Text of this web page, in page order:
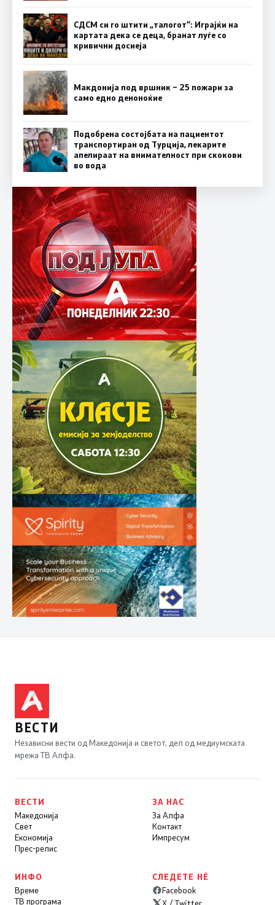
СДСМ си го штити „талогот“: Играјќи на
картата дека се деца, бранат луѓе со
кривични досиеја
Макдонија под вршник – 25 пожари за
само едно деноноќие
Подобрена состојбата на пациентот
транспортиран од Турција, лекарите
апелираат на внимателност при скокови
во вода
ВЕСТИ
Независни вести од Македонија и светот, дел од медиумската
мрежа ТВ Алфа.
ВЕСТИ
Македонија
Свет
Економија
Прес-релис
ЗА НАС
За Алфа
Контакт
Импресум
ИНФО
Време
ТВ програма
СЛЕДЕТЕ НÉ
Facebook